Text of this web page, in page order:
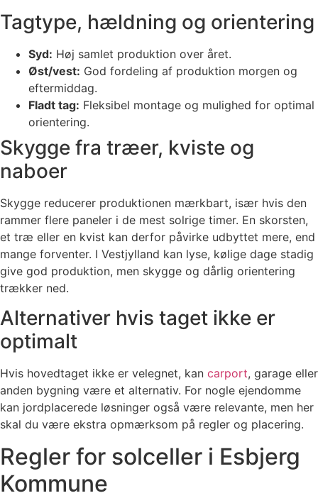
Tagtype, hældning og orientering
Syd: Høj samlet produktion over året.
Øst/vest: God fordeling af produktion morgen og
eftermiddag.
Fladt tag: Fleksibel montage og mulighed for optimal
orientering.
Skygge fra træer, kviste og
naboer
Skygge reducerer produktionen mærkbart, især hvis den
rammer flere paneler i de mest solrige timer. En skorsten,
et træ eller en kvist kan derfor påvirke udbyttet mere, end
mange forventer. I Vestjylland kan lyse, kølige dage stadig
give god produktion, men skygge og dårlig orientering
trækker ned.
Alternativer hvis taget ikke er
optimalt
Hvis hovedtaget ikke er velegnet, kan carport, garage eller
anden bygning være et alternativ. For nogle ejendomme
kan jordplacerede løsninger også være relevante, men her
skal du være ekstra opmærksom på regler og placering.
Regler for solceller i Esbjerg
Kommune